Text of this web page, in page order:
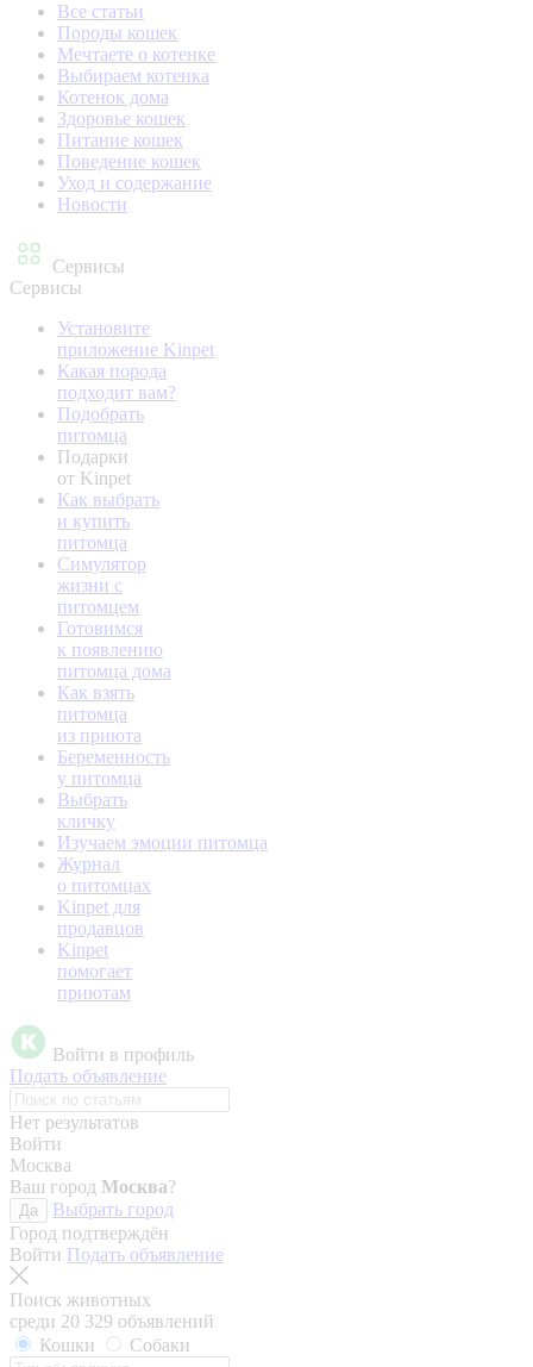
Все статьи
Породы кошек
Мечтаете о котенке
Выбираем котенка
Котенок дома
Здоровье кошек
Питание кошек
Поведение кошек
Уход и содержание
Новости
Сервисы
Сервисы
Установите
приложение Kinpet
Какая порода
подходит вам?
Подобрать
питомца
Подарки
от Kinpet
Как выбрать
и купить
питомца
Симулятор
жизни с
питомцем
Готовимся
к появлению
питомца дома
Как взять
питомца
из приюта
Беременность
у питомца
Выбрать
кличку
Изучаем эмоции питомца
Журнал
о питомцах
Kinpet для
продавцов
Kinpet
помогает
приютам
Войти в профиль
Подать объявление
Нет результатов
Войти
Москва
Ваш город Москва?
Да
Выбрать город
Город подтверждён
Войти Подать объявление
Поиск животных
среди 20 329 объявлений
Кошки
Собаки